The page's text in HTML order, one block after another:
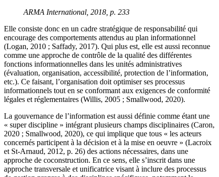
ARMA International, 2018, p. 233
Elle consiste donc en un cadre stratégique de responsabilité qui
encourage des comportements attendus au plan informationnel
(Logan, 2010 ; Saffady, 2017). Qui plus est, elle est aussi reconnue
comme une approche de contrôle de la qualité des différentes
fonctions informationnelles dans les unités administratives
(évaluation, organisation, accessibilité, protection de l’information,
etc.). Ce faisant, l’organisation doit optimiser ses processus
informationnels tout en se conformant aux exigences de conformité
légales et réglementaires (Willis, 2005 ; Smallwood, 2020).
La gouvernance de l’information est aussi définie comme étant une
« super discipline » intégrant plusieurs champs disciplinaires (Caron,
2020 ; Smallwood, 2020), ce qui implique que tous « les acteurs
concernés participent à la décision et à la mise en oeuvre » (Lacroix
et St-Arnaud, 2012, p. 26) des actions nécessaires, dans une
approche de coconstruction. En ce sens, elle s’inscrit dans une
approche transversale et unificatrice visant à inclure des processus